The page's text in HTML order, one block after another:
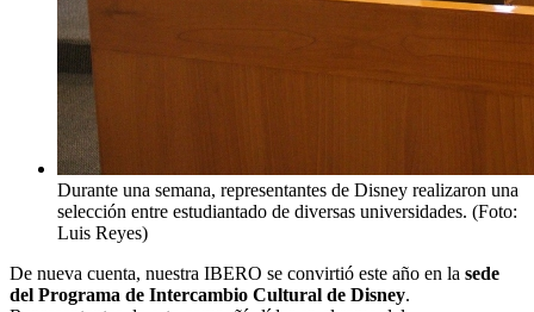
Durante una semana, representantes de Disney realizaron una
selección entre estudiantado de diversas universidades. (Foto:
Luis Reyes)
De nueva cuenta, nuestra IBERO se convirtió este año en la sede
del Programa de Intercambio Cultural de Disney.